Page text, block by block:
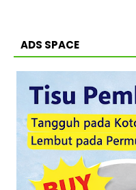
ADS SPACE